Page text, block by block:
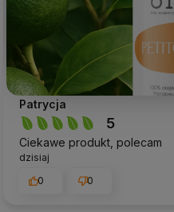
Patrycja
5
Ciekawe produkt, polecam
dzisiaj
0
0